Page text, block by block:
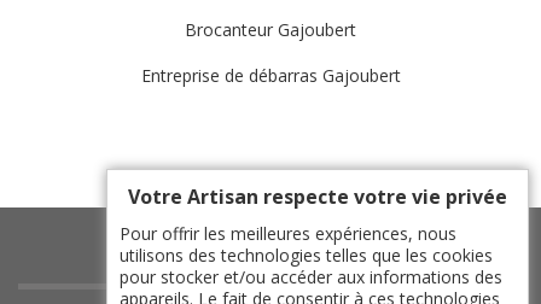
Brocanteur Gajoubert
Entreprise de débarras Gajoubert
Votre Artisan respecte votre vie privée
Pour offrir les meilleures expériences, nous
utilisons des technologies telles que les cookies
pour stocker et/ou accéder aux informations des
appareils. Le fait de consentir à ces technologies